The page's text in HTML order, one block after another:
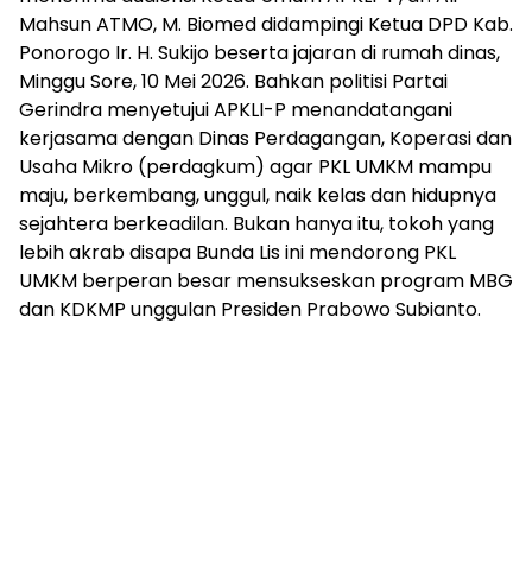
Mahsun ATMO, M. Biomed didampingi Ketua DPD Kab.
Ponorogo Ir. H. Sukijo beserta jajaran di rumah dinas,
Minggu Sore, 10 Mei 2026. Bahkan politisi Partai
Gerindra menyetujui APKLI-P menandatangani
kerjasama dengan Dinas Perdagangan, Koperasi dan
Usaha Mikro (perdagkum) agar PKL UMKM mampu
maju, berkembang, unggul, naik kelas dan hidupnya
sejahtera berkeadilan. Bukan hanya itu, tokoh yang
lebih akrab disapa Bunda Lis ini mendorong PKL
UMKM berperan besar mensukseskan program MBG
dan KDKMP unggulan Presiden Prabowo Subianto.